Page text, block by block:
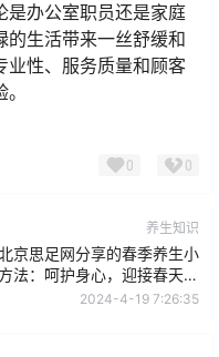
是办公室职员还是家庭
的生活带来一丝舒缓和
业性、服务质量和顾客
0 0
养生知识
京思足网分享的春季养生小
方法：呵护身心，迎接春天的
温暖
2024-4-19 7:26:35